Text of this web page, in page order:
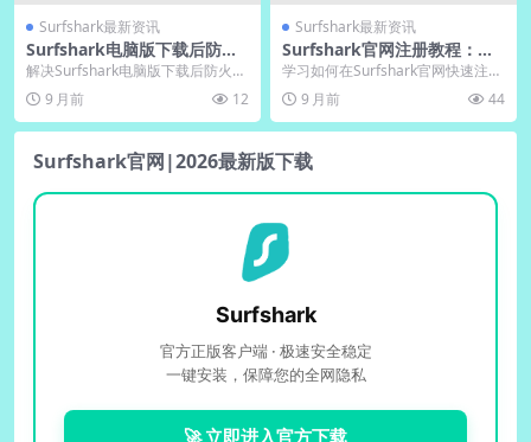
Surfshark最新资讯
Surfshark电脑版下载后防火
墙拦截？中文版端口放行指南
解决Surfshark电脑版下载后防火墙
拦截问题是许多用户面临的常见困
扰，通常因...
9 月前 12
Surfshark最新资讯
Surfshark官网注册教程：中
文版电脑版账号一键创建
学习如何在Surfshark官网快速注册
中文版电脑账号。本指南详细介绍
准备工作、...
9 月前 44
Surfshark官网|2026最新版下载
Surfshark
官方正版客户端 · 极速安全稳定
一键安装，保障您的全网隐私
🚀 立即进入官方下载